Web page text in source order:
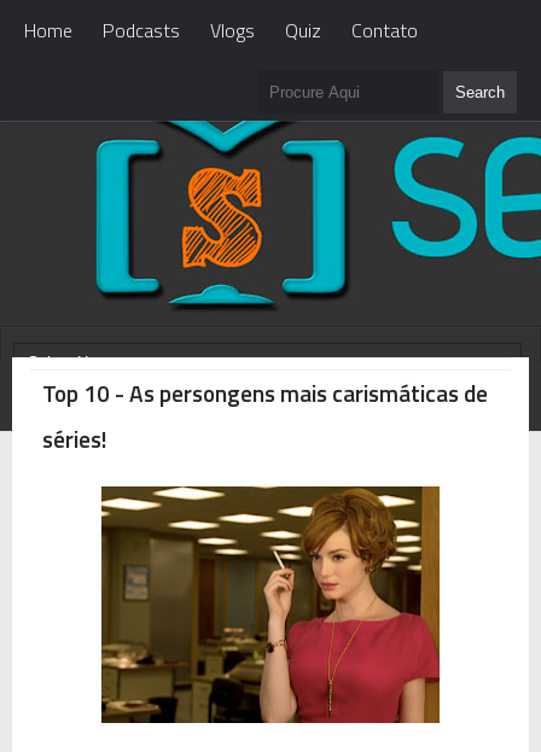
Home Podcasts Vlogs Quiz Contato
WHAT'S NEW? Loading...
Top 10 - As persongens mais carismáticas de
séries!